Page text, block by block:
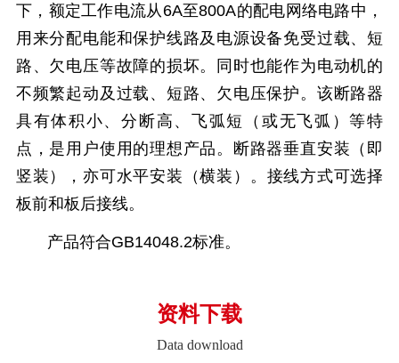
下，额定工作电流从6A至800A的配电网络电路中，
用来分配电能和保护线路及电源设备免受过载、短
路、欠电压等故障的损坏。同时也能作为电动机的
不频繁起动及过载、短路、欠电压保护。该断路器
具有体积小、分断高、飞弧短（或无飞弧 ）等特
点，是用户使用的理想产品。断路器垂直安装（即
竖装 ） ，亦可水平安装（横装 ）
。接线方式可选择
板前和板后接线。
产品符合GB14048.2标准。
资料下载
Data download